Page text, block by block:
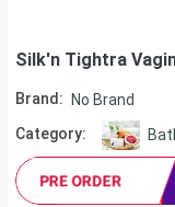
Silk'n Tightra
Brand: No Brand
Category:
PRE ORDER